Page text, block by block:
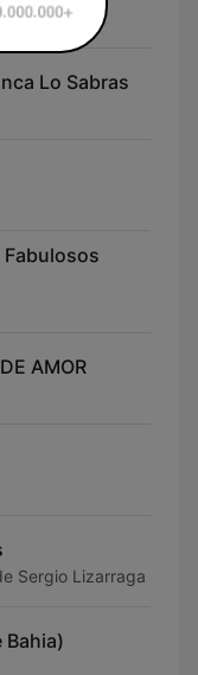
Lo Sabras
AMOR
Sergio Lizarraga
Bahia)